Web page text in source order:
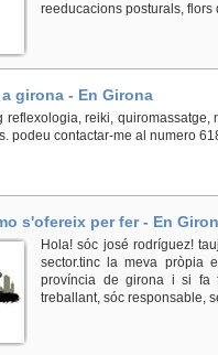
reeducacions posturals, flors
girona - En Girona
reflexologia, reiki, quiromassatge,
podeu contactar-me al numero
s'ofereix per fer - En
Hola! sóc josé rodríguez!
sector.tinc la meva pròpia
província de girona i si fa
treballant, sóc responsable,